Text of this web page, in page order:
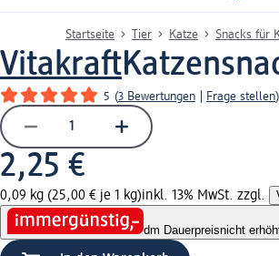
Startseite Tier Katze Snacks für
Vitakraft
5 (3 Bewertungen Frage stellen)
2,25 €
0,09 kg (25,00 € je 1 kg)inkl. 13% MwSt. zzgl.
dm Dauerpreisnicht